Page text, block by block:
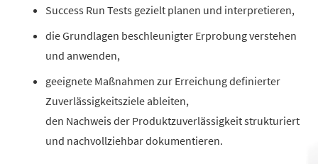
Success Run Tests gezielt planen und interpretieren,
die Grundlagen beschleunigter Erprobung verstehen
und anwenden,
geeignete Maßnahmen zur Erreichung definierter
Zuverlässigkeitsziele ableiten,
den Nachweis der Produktzuverlässigkeit strukturiert
und nachvollziehbar dokumentieren.